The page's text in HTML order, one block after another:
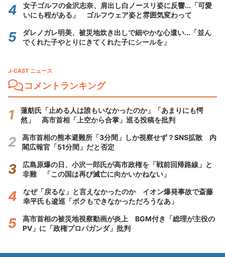
女子ゴルフの金沢志奈、肩出し白ノースリ姿に反響...「可愛
いにも程がある」 ゴルフウェア姿と雰囲気変わって
ダレノガレ明美、被災地炊き出しで細やかな心遣い...「並ん
でくれた子やとりにきてくれた子にシールを」
J-CAST ニュース
コメントランキング
蓮舫氏「止める人は誰もいなかったのか」「あまりにも愕
然」 高市首相「上空から合掌」巡る投稿を批判
高市首相の熊本避難所「3分間」しか視察せず？SNS拡散 内
閣広報官「51分間」だと否定
広島原爆の日、小沢一郎氏が高市政権を「戦前回帰路線」と
非難 「この国は再び滅亡に向かいかねない」
なぜ「戻るな」と言えなかったのか イオン爆発事故で斎藤
幸平氏も逡巡「ボクもできなかっただろうなあ」
高市首相の被災地視察動画が炎上 BGM付き「総理が主役の
PV」に「政権プロパガンダ」批判